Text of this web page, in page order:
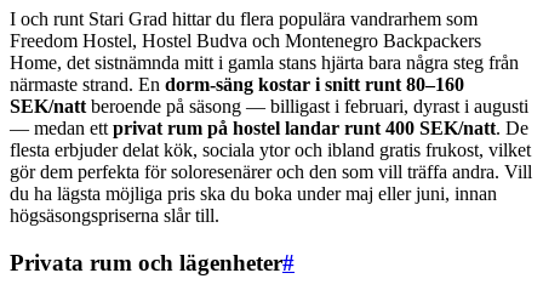
I och runt Stari Grad hittar du flera populära vandrarhem som
Freedom Hostel, Hostel Budva och Montenegro Backpackers
Home, det sistnämnda mitt i gamla stans hjärta bara några steg från
närmaste strand. En dorm-säng kostar i snitt runt 80–160
SEK/natt beroende på säsong — billigast i februari, dyrast i augusti
— medan ett privat rum på hostel landar runt 400 SEK/natt. De
flesta erbjuder delat kök, sociala ytor och ibland gratis frukost, vilket
gör dem perfekta för solo­resenärer och den som vill träffa andra. Vill
du ha lägsta möjliga pris ska du boka under maj eller juni, innan
högsäsongspriserna slår till.
Privata rum och lägenheter#